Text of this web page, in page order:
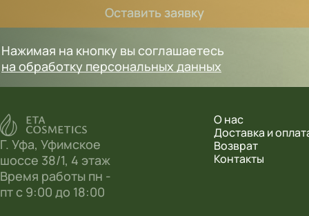
Оставить заявку
Нажимая на кнопку вы соглашаетесь
на обработку персональных данных
Г. Уфа, Уфимское
шоссе 38/1, 4 этаж
Время работы пн -
пт с 9:00 до 18:00
О нас
Доставка и
Возврат
Контакты